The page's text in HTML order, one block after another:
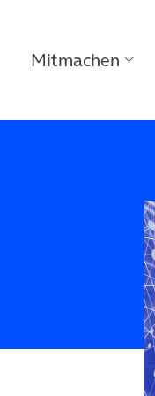
Mitmachen